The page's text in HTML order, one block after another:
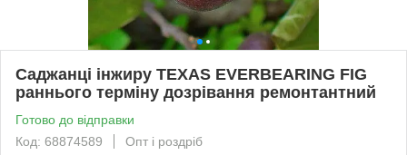
Саджанці інжиру TEXAS EVERBEARING FIG
раннього терміну дозрівання ремонтантний
Готово до відправки
Код: 68874589
Опт і роздріб